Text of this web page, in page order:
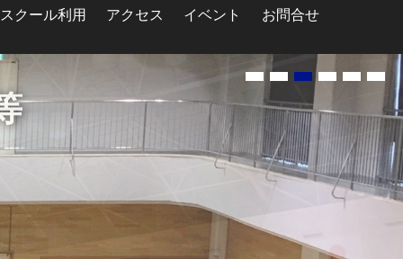
スクール利用 アクセス イベント お問合せ